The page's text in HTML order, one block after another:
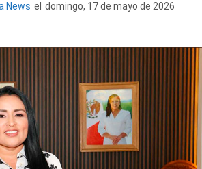
News el domingo, 17 de mayo de 2026